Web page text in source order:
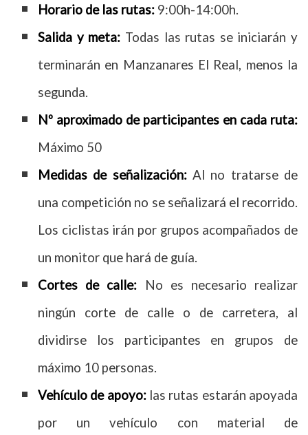
Horario de las rutas: 9:00h-14:00h.
Salida y meta: Todas las rutas se iniciarán y
terminarán en Manzanares El Real, menos la
segunda.
Nº aproximado de participantes en cada ruta:
Máximo 50
Medidas de señalización:Al no tratarse de
una competición no se señalizará el recorrido.
Los ciclistas irán por grupos acompañados de
un monitor que hará de guía.
Cortes de calle: No es necesario realizar
ningún corte de calle o de carretera, al
dividirse los participantes en grupos de
máximo 10 personas.
Vehículo de apoyo:las rutas estarán apoyada
por un vehículo con material de